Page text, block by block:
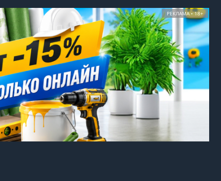
РЕКЛАМА • 18+